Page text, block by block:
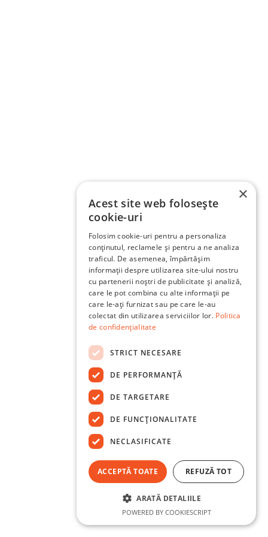
×
Acest site web folosește
cookie-uri
Folosim cookie-uri pentru a personaliza
conținutul, reclamele și pentru a ne analiza
traficul. De asemenea, împărtășim
informații despre utilizarea site-ului nostru
cu partenerii noștri de publicitate și analiză,
care le pot combina cu alte informații pe
care le-ați furnizat sau pe care le-au
colectat din utilizarea serviciilor lor. Politica
de confidențialitate
STRICT NECESARE
DE PERFORMANȚĂ
DE TARGETARE
DE FUNCŢIONALITATE
NECLASIFICATE
ACCEPTĂ TOATE REFUZĂ TOT
ARATĂ DETALIILE
POWERED BY COOKIESCRIPT